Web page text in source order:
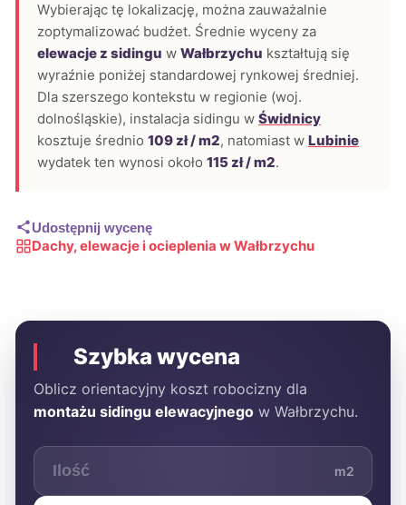
Wybierając tę lokalizację, można zauważalnie
zoptymalizować budżet. Średnie wyceny za
elewacje z sidingu w Wałbrzychu kształtują się
wyraźnie poniżej standardowej rynkowej średniej.
Dla szerszego kontekstu w regionie (woj.
dolnośląskie), instalacja sidingu w Świdnicy
kosztuje średnio 109 zł / m2, natomiast w Lubinie
wydatek ten wynosi około 115 zł / m2.
Udostępnij wycenę
Dachy, elewacje i ocieplenia w Wałbrzychu
Szybka wycena
Oblicz orientacyjny koszt robocizny dla
montażu sidingu elewacyjnego w Wałbrzychu.
m2